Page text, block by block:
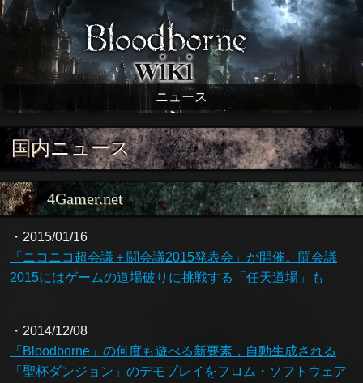
Bloodborne wiki
ニュース
国内ニュース
4Gamer.net
・2015/01/16
「ニコニコ超会議＋闘会議2015発表会」が開催。闘会議
2015にはゲームの道場破りに挑戦する「任天道場」も
・2014/12/08
「Bloodborne」の何度も遊べる新要素，自動生成される
「聖杯ダンジョン」のデモプレイをフロム・ソフトウェア